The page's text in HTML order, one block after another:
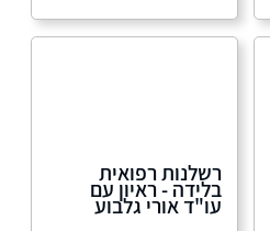
רשלנות רפואית
בלידה - ראיון עם
עו"ד אורי גלבוע